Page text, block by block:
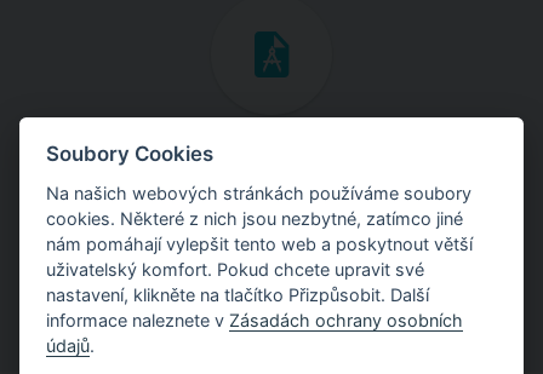
Inženýrské manuály
Stáhněte si manuály s teoretickými i praktickými ukázkami
použití programů.
Soubory Cookies
Na našich webových stránkách používáme soubory
cookies. Některé z nich jsou nezbytné, zatímco jiné
nám pomáhají vylepšit tento web a poskytnout větší
uživatelský komfort. Pokud chcete upravit své
nastavení, klikněte na tlačítko Přizpůsobit. Další
informace naleznete v Zásadách ochrany osobních
údajů.